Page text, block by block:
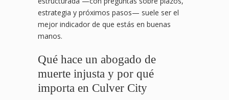
estrategia y próximos pasos— suele ser el
mejor indicador de que estás en buenas
manos.
Qué hace un abogado de
muerte injusta y por qué
importa en Culver City